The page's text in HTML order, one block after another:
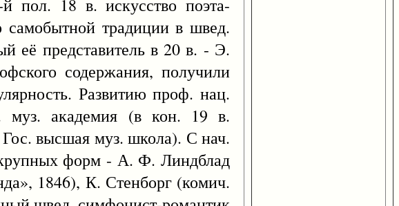
пол. 18 в. искусство поэта-
традиции в швед.
её представитель в 20 в. - Э.
содержания, получили
Развитию проф. нац.
муз. академия (в кон. 19 в.
высшая муз. школа). С нач.
форм - А. Ф. Линдблад
1846), К. Стенборг (комич.